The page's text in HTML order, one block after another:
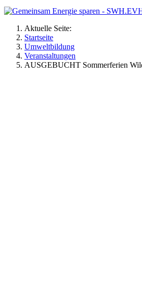
Aktuelle Seite:
Startseite
Umweltbildung
Veranstaltungen
AUSGEBUCHT Sommerferien